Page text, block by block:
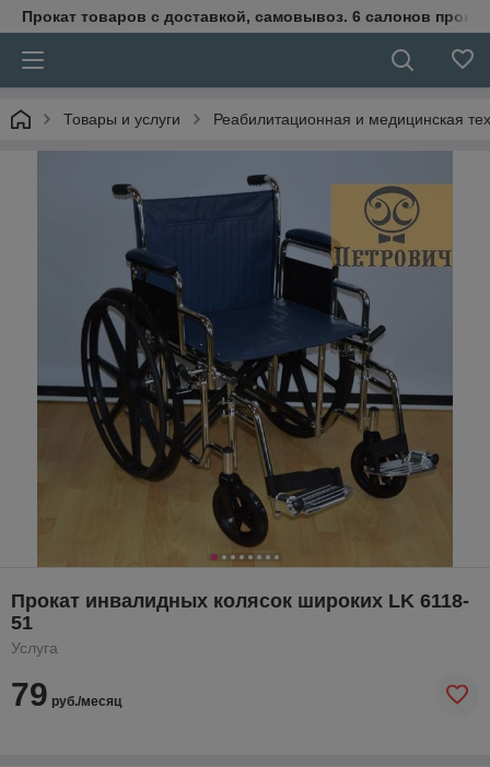
Прокат товаров с доставкой, самовывоз. 6 салонов
Товары и услуги Реабилитационная и медицинская
Прокат инвалидных колясок широких LK 6118-
51
Услуга
79 руб./месяц